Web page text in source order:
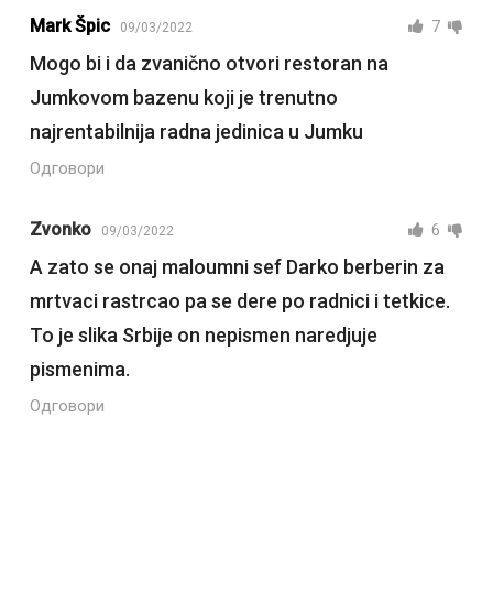
Mark Špic 09/03/2022 7
Mogo bi i da zvanično otvori restoran na
Jumkovom bazenu koji je trenutno
najrentabilnija radna jedinica u Jumku
Одговори
Zvonko 09/03/2022 6
A zato se onaj maloumni sef Darko berberin za
mrtvaci rastrcao pa se dere po radnici i tetkice.
To je slika Srbije on nepismen naredjuje
pismenima.
Одговори